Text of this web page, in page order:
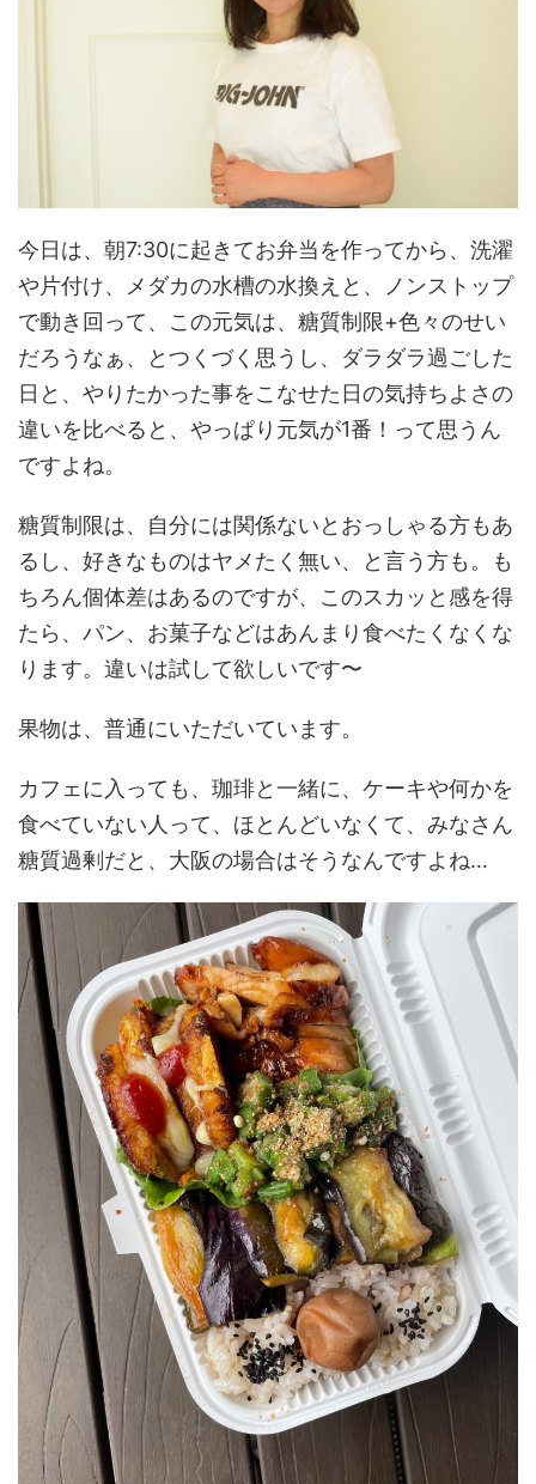
今日は、朝7:30に起きてお弁当を作ってから、洗濯
や片付け、メダカの水槽の水換えと、ノンストップ
で動き回って、この元気は、糖質制限+色々のせい
だろうなぁ、とつくづく思うし、ダラダラ過ごした
日と、やりたかった事をこなせた日の気持ちよさの
違いを比べると、やっぱり元気が1番！って思うん
ですよね。
糖質制限は、自分には関係ないとおっしゃる方もあ
るし、好きなものはヤメたく無い、と言う方も。も
ちろん個体差はあるのですが、このスカッと感を得
たら、パン、お菓子などはあんまり食べたくなくな
ります。違いは試して欲しいです〜
果物は、普通にいただいています。
カフェに入っても、珈琲と一緒に、ケーキや何かを
食べていない人って、ほとんどいなくて、みなさん
糖質過剰だと、大阪の場合はそうなんですよね…